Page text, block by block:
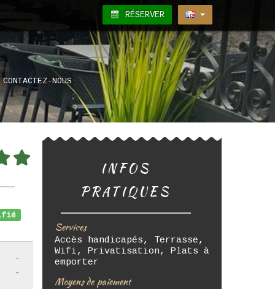
RÉSERVER
CONTACTEZ-NOUS
-
-
INFOS
PRATIQUES
Services
Accès handicapés, Terrasse,
Wifi, Privatisation, Plats à
emporter
Moyens de paiement